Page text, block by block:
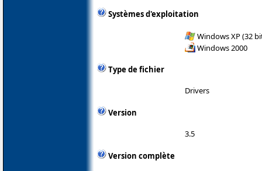
Systèmes d'exploitation
Windows XP (32
Windows 2000
Type de fichier
Drivers
Version
3.5
Version complète